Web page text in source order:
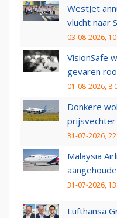
WestJet
vlucht naar
03-08-2026,
VisionSafe
gevaren
01-08-2026,
Donkere
31-07-2026,
Malaysia
31-07-2026,
Lufthansa